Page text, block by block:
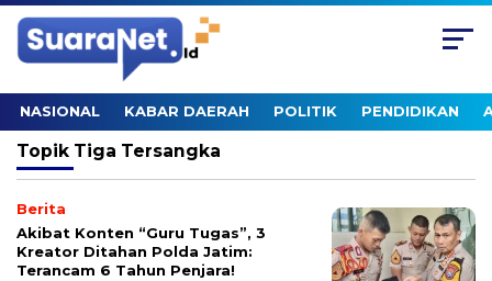
NASIONAL KABAR DAERAH POLITIK PENDIDIKAN
Topik Tiga Tersangka
Berita
Akibat Konten “Guru Tugas”, 3
Kreator Ditahan Polda Jatim:
Terancam 6 Tahun Penjara!